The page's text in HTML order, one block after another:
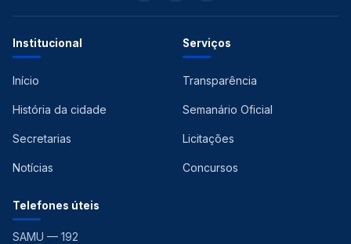
Institucional
Início
História da cidade
Secretarias
Notícias
Serviços
Transparência
Semanário Oficial
Licitações
Concursos
Telefones úteis
SAMU — 192